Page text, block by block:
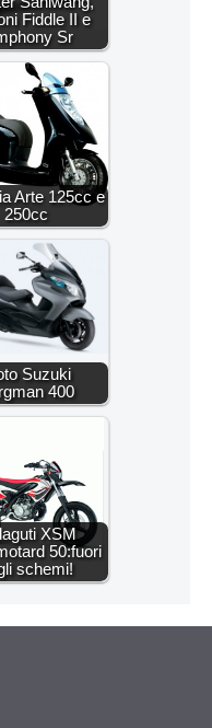
Fiddle II e
Sr
Arte 125cc e
250cc
Suzuki
400
XSM
50:fuori
schemi!